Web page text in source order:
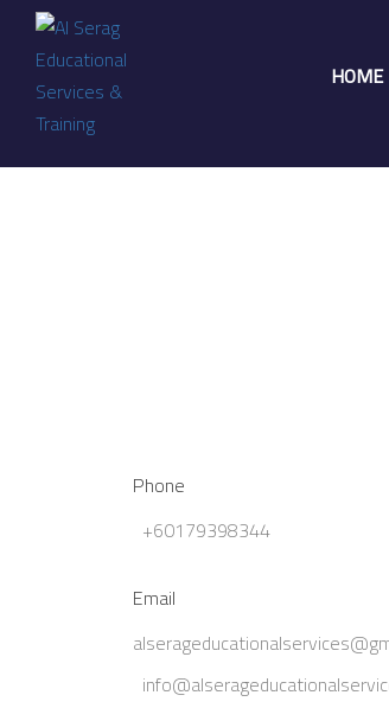
HOME
Phone
+60179398344
Email